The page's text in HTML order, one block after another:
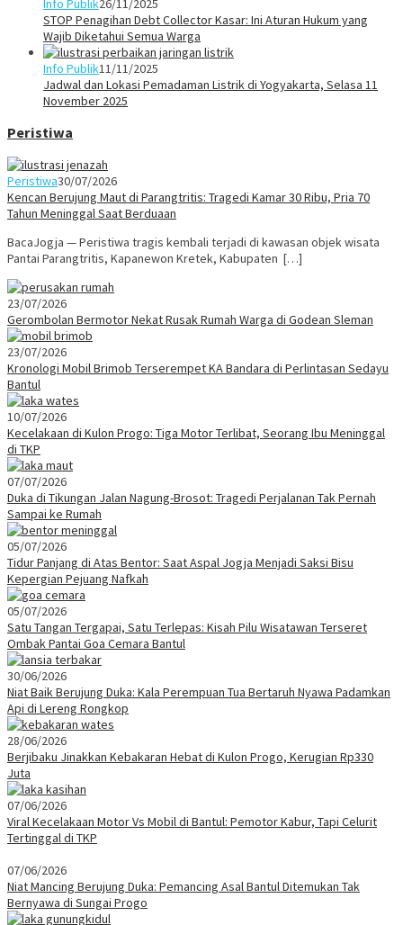
Info Publik26/11/2025
STOP Penagihan Debt Collector Kasar: Ini Aturan Hukum yang
Wajib Diketahui Semua Warga
Info Publik11/11/2025
Jadwal dan Lokasi Pemadaman Listrik di Yogyakarta, Selasa 11
November 2025
Peristiwa
Peristiwa30/07/2026
Kencan Berujung Maut di Parangtritis: Tragedi Kamar 30 Ribu, Pria 70
Tahun Meninggal Saat Berduaan
BacaJogja — Peristiwa tragis kembali terjadi di kawasan objek wisata
Pantai Parangtritis, Kapanewon Kretek, Kabupaten […]
23/07/2026
Gerombolan Bermotor Nekat Rusak Rumah Warga di Godean Sleman
23/07/2026
Kronologi Mobil Brimob Terserempet KA Bandara di Perlintasan Sedayu
Bantul
10/07/2026
Kecelakaan di Kulon Progo: Tiga Motor Terlibat, Seorang Ibu Meninggal
di TKP
07/07/2026
Duka di Tikungan Jalan Nagung-Brosot: Tragedi Perjalanan Tak Pernah
Sampai ke Rumah
05/07/2026
Tidur Panjang di Atas Bentor: Saat Aspal Jogja Menjadi Saksi Bisu
Kepergian Pejuang Nafkah
05/07/2026
Satu Tangan Tergapai, Satu Terlepas: Kisah Pilu Wisatawan Terseret
Ombak Pantai Goa Cemara Bantul
30/06/2026
Niat Baik Berujung Duka: Kala Perempuan Tua Bertaruh Nyawa Padamkan
Api di Lereng Rongkop
28/06/2026
Berjibaku Jinakkan Kebakaran Hebat di Kulon Progo, Kerugian Rp330
Juta
07/06/2026
Viral Kecelakaan Motor Vs Mobil di Bantul: Pemotor Kabur, Tapi Celurit
Tertinggal di TKP
07/06/2026
Niat Mancing Berujung Duka: Pemancing Asal Bantul Ditemukan Tak
Bernyawa di Sungai Progo